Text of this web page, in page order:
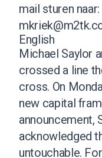
mail sturen naar:
English
Michael Saylor
crossed a line
cross. On
new capital
announcement,
acknowledged
untouchable.